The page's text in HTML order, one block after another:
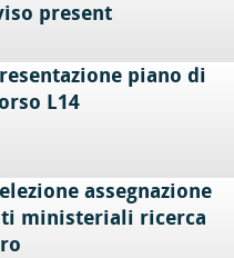
present
piano di
L14
assegnazione
ministeriali ricerca